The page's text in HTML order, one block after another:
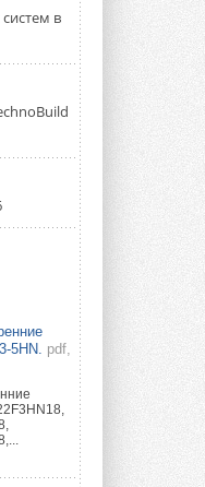
новую
обновила
...
с ЕС-
EC
в
5HN. pdf,